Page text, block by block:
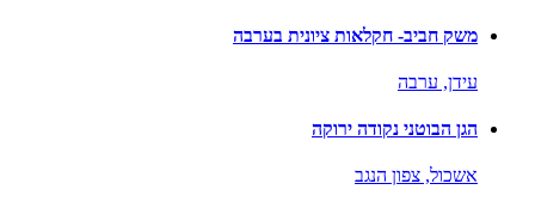
משק חביב- חקלאות ציונית בערבה
עידן, ערבה
הגן הבוטני נקודה ירוקה
אשכול, צפון הנגב